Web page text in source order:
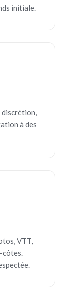
initiale.
discrétion,
à des
VTT,